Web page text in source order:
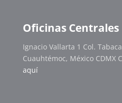
Oficinas Centrales
Ignacio Vallarta 1 Col.
Cuauhtémoc, México CDMX
aquí